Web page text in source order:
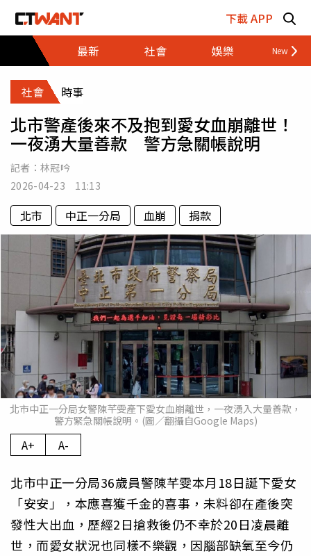
下載 APP
最新
社會 娛樂 財經
社會 時事
北市警產後來不及抱到愛女血崩離世！
一夜湧大量善款 警方急關帳說明
記者： 林冠吟
2026-04-23 11:13
北市 中正一分局 血崩 捐款
北市中正一分局女警陳芊雯產下愛女血崩離世，一夜湧入大量善款，
警方緊急關帳說明。(圖／翻攝自Google Maps)
A+ A-
北市中正一分局36歲員警陳芊雯本月18日誕下愛女
「安安」，本應喜獲千金的喜事，未料卻在產後突
發性大出血，歷經2日搶救後仍不幸於20日凌晨離
世，而愛女狀況也同樣不樂觀，因腦部缺氧至今仍